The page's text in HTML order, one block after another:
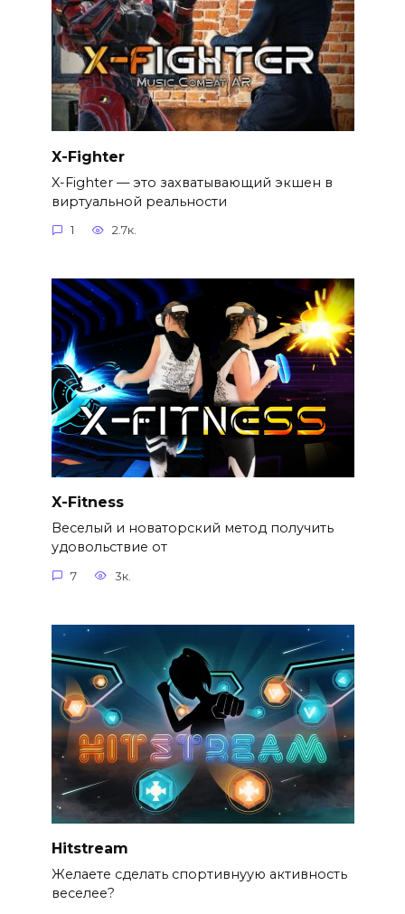
X-Fighter
X-Fighter — это захватывающий экшен в
виртуальной реальности
1 2.7к.
X-Fitness
Веселый и новаторский метод получить
удовольствие от
7 3к.
Hitstream
Желаете сделать спортивнуую активность
веселее?